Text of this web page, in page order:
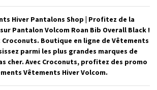
Hiver Pantalons Shop | Profitez de la
Pantalon Volcom Roan Bib Overall Black !
Croconuts. Boutique en ligne de Vêtements
parmi les plus grandes marques de
cher. Avec Croconuts, profitez des promo
Vêtements Hiver Volcom.